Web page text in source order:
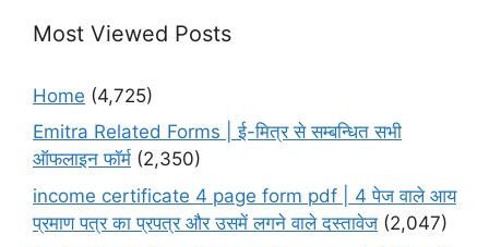
Most Viewed Posts
Home (4,725)
Emitra Related Forms | ई-मित्र से सम्बन्धित सभी
ऑफलाइन फॉर्म (2,350)
income certificate 4 page form pdf | 4 पेज वाले आय
प्रमाण पत्र का प्रपत्र और उसमें लगने वाले दस्तावेज (2,047)